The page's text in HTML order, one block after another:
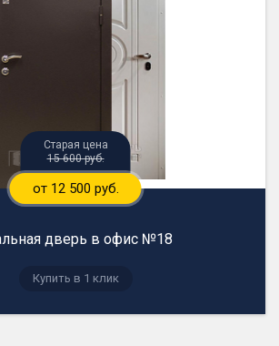
15 600 руб.
от 12 500 руб.
дверь в офис №18